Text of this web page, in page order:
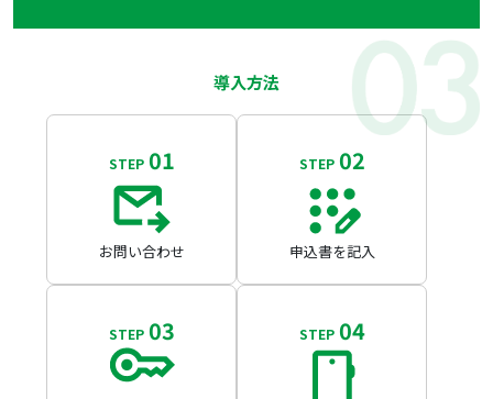
導入方法
STEP 01
お問い合わせ
STEP 02
申込書を記入
STEP 03 STEP 04